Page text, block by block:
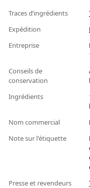
Traces d’ingrédients
Expédition
Entreprise
Conseils de
conservation
Ingrédients
Nom commercial
Note sur l'étiquette
Presse et revendeurs